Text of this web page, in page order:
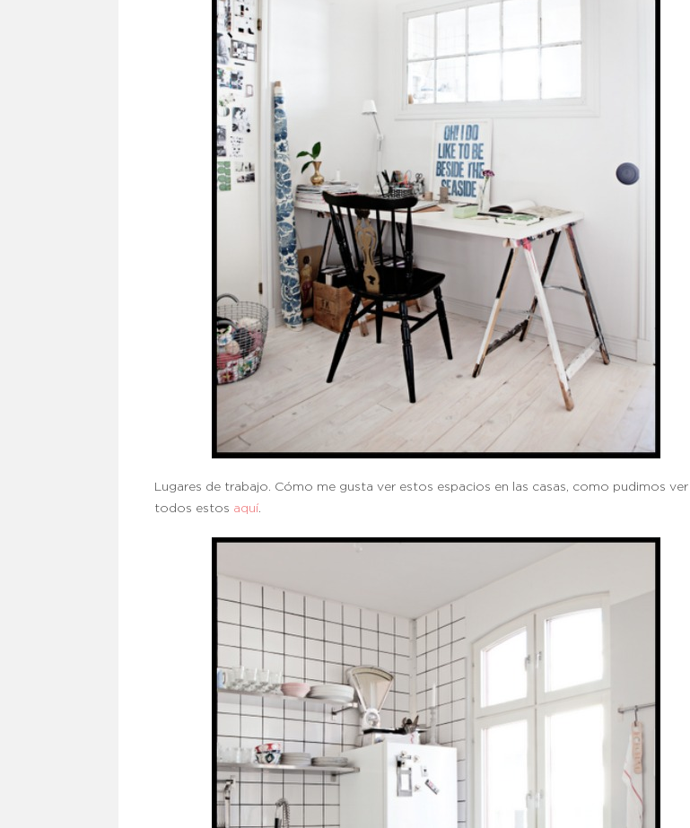
Lugares de trabajo. Cómo me gusta ver estos espacios en las casas, como pudimos ver
todos estos aquí